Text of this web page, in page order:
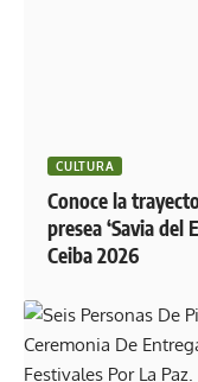
CULTURA
Conoce la
presea ‘Savia del
Ceiba 2026